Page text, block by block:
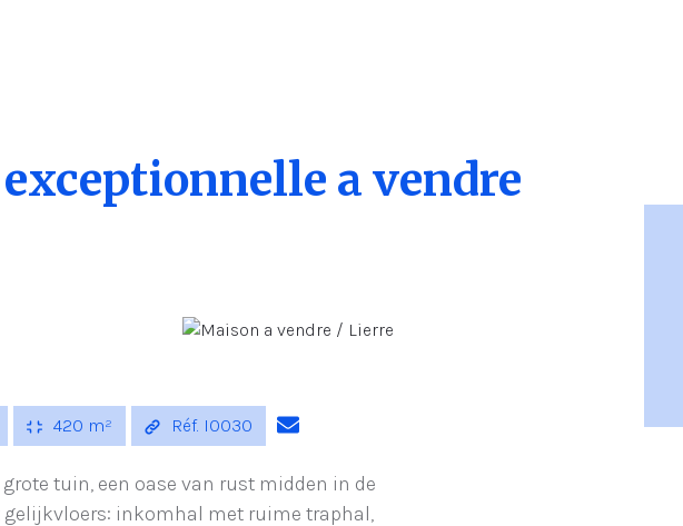
a vendre
420 m² Réf. I0030
tuin, een oase van rust midden in de
inkomhal met ruime traphal,